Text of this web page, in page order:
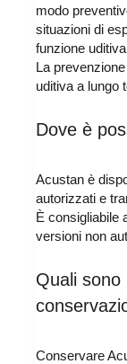
modo
situazioni di
funzione
La
uditiva a lungo
Dove è
Acustan è
autorizzati e
È consigliabile
versioni non
Quali sono
Conservare